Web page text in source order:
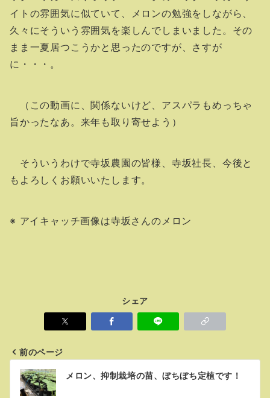
イトの雰囲気に似ていて、メロンの勉強をしながら、
久々にそういう雰囲気を楽しんでしまいました。その
まま一夏居つこうかと思ったのですが、さすが
に・・・。
（この動画に、関係ないけど、アスパラもめっちゃ
旨かったなあ。来年も取り寄せよう）
そういうわけで寺坂農園の皆様、寺坂社長、今後と
もよろしくお願いいたします。
※ アイキャッチ画像は寺坂さんのメロン
シェア
投
稿
前のページ
メロン、抑制栽培の苗、ぼちぼち定植です！